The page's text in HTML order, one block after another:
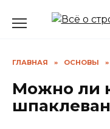
ГЛАВНАЯ » ОСНОВЫ »
Можно ли